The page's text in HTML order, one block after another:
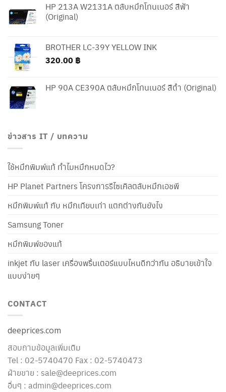
HP 213A W2131A ตลับหมึกโทนเนอร์ สีฟ้า
(Original)
BROTHER LC-39Y YELLOW INK
320.00 ฿
HP 90A CE390A ตลับหมึกโทนเนอร์ สีดำ (Original)
ข่าวสาร IT / บทความ
ใช้หมึกพิมพ์แท้ ทำไมหมึกหมดไว?
HP Planet Partners โครงการรีไซเคิลตลับหมึกเอชพี
หมึกพิมพ์แท้ กับ หมึกเทียบเท่า แตกต่างกันยังไง
Samsung Toner
หมึกพิมพ์ของแท้
inkjet กับ laser เครื่องพริ้นเตอร์แบบไหนดีกว่ากัน อธิบายเข้าใจ
แบบง่ายๆ
CONTACT
deeprices.com
สอบถามข้อมูลเพิ่มเติม
Tel : 02-5740470 Fax : 02-5740473
ฝ่ายขาย : sale@deeprices.com
อื่นๆ : admin@deeprices.com